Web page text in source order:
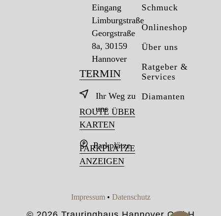
Schmuck
Onlineshop
Über uns
Ratgeber &
Services
Diamanten
Eingang
Limburgstraße
Georgstraße
8a, 30159
Hannover
TERMIN
Ihr Weg zu
uns
ROUTE ÜBER
KARTEN
Parkplätze
PARKPLÄTZE
ANZEIGEN
Impressum• Datenschutz